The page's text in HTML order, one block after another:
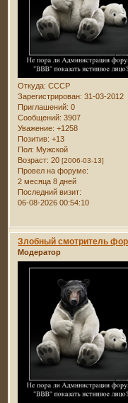
Откуда: СССР
Зарегистрирован: 31-03-2012
Приглашений: 0
Сообщений: 3907
Уважение: +1258
Позитив: +13
Пол: Мужской
Возраст: 20[2006-03-13]
Провел на форуме:
2 месяца 8 дней
Последний визит:
06-08-2026 00:54:10
Злобный смотритель
Модератор